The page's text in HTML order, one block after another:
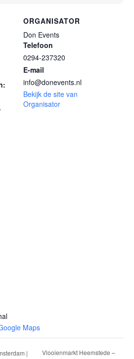
,
ORGANISATOR
Don Events
Telefoon
0294-237320
E-mail
info@donevents.nl
Bekijk de site van
Organisator
Maps
|
Vlooienmarkt Heemstede –